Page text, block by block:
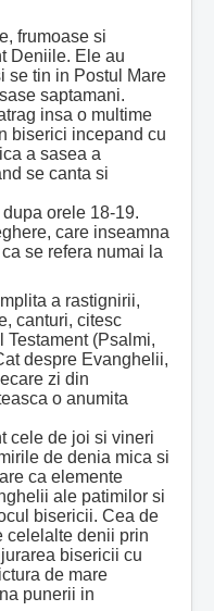
frumoase si
Deniile. Ele au
se tin in Postul Mare
saptamani.
insa o multime
biserici incepand cu
a sasea a
se canta si
orele 18-19.
care inseamna
se refera numai la
a rastignirii,
canturi, citesc
Testament (Psalmi,
despre Evanghelii,
zi din
o anumita
cele de joi si vineri
de denia mica si
ca elemente
ale patimilor si
bisericii. Cea de
celelalte denii prin
bisericii cu
de mare
punerii in